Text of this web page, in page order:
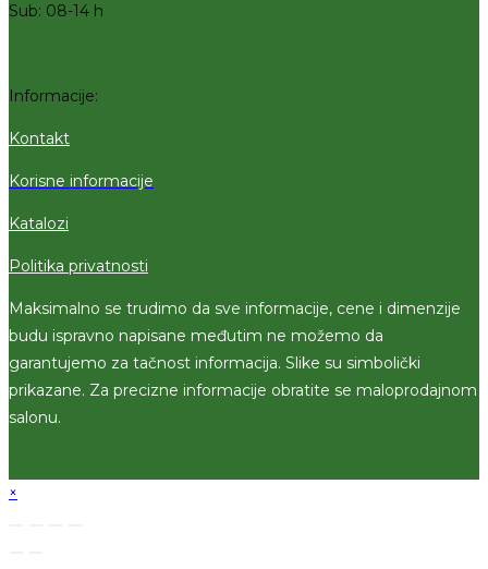
Sub: 08-14 h
Informacije:
Kontakt
Korisne informacije
Katalozi
Politika privatnosti
Maksimalno se trudimo da sve informacije, cene i dimenzije
budu ispravno napisane međutim ne možemo da
garantujemo za tačnost informacija. Slike su simbolički
prikazane. Za precizne informacije obratite se maloprodajnom
salonu.
×